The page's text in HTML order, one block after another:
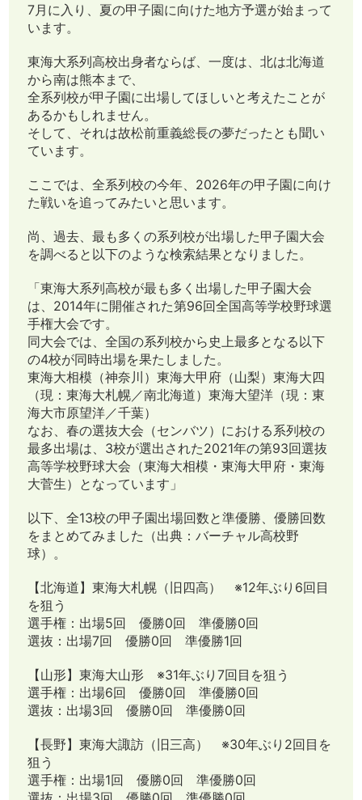
7月に入り、夏の甲子園に向けた地方予選が始まって
います。
東海大系列高校出身者ならば、一度は、北は北海道
から南は熊本まで、
全系列校が甲子園に出場してほしいと考えたことが
あるかもしれません。
そして、それは故松前重義総長の夢だったとも聞い
ています。
ここでは、全系列校の今年、2026年の甲子園に向け
た戦いを追ってみたいと思います。
尚、過去、最も多くの系列校が出場した甲子園大会
を調べると以下のような検索結果となりました。
「東海大系列高校が最も多く出場した甲子園大会
は、2014年に開催された第96回全国高等学校野球選
手権大会です。
同大会では、全国の系列校から史上最多となる以下
の4校が同時出場を果たしました。
東海大相模（神奈川）東海大甲府（山梨）東海大四
（現：東海大札幌／南北海道）東海大望洋（現：東
海大市原望洋／千葉）
なお、春の選抜大会（センバツ）における系列校の
最多出場は、3校が選出された2021年の第93回選抜
高等学校野球大会（東海大相模・東海大甲府・東海
大菅生）となっています」
以下、全13校の甲子園出場回数と準優勝、優勝回数
をまとめてみました（出典：バーチャル高校野
球）。
【北海道】東海大札幌（旧四高） ※12年ぶり6回目
を狙う
選手権：出場5回 優勝0回 準優勝0回
選抜：出場7回 優勝0回 準優勝1回
【山形】東海大山形 ※31年ぶり7回目を狙う
選手権：出場6回 優勝0回 準優勝0回
選抜：出場3回 優勝0回 準優勝0回
【長野】東海大諏訪（旧三高） ※30年ぶり2回目を
狙う
選手権：出場1回 優勝0回 準優勝0回